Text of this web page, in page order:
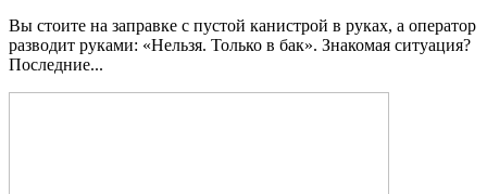
Вы стоите на заправке с пустой канистрой в руках, а оператор
разводит руками: «Нельзя. Только в бак». Знакомая ситуация?
Последние...